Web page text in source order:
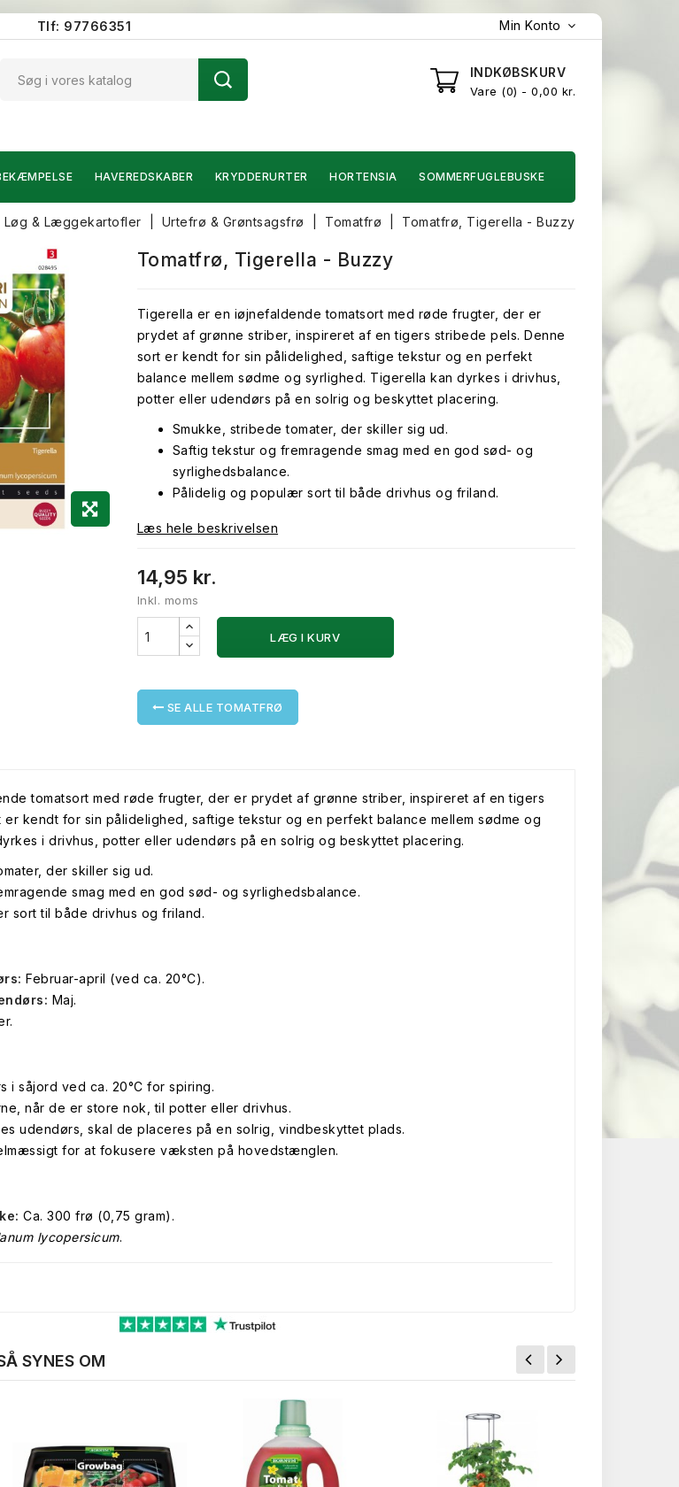
Tlf: 97766351 Min Konto
INDKØBSKURV
Vare 0 - 0,00 kr.
HAVEREDSKABER KRYDDERURTER HORTENSIA SOMMERFUGLEBUSKE
Løg & Læggekartofler Urtefrø & Grøntsagsfrø Tomatfrø Tomatfrø, Tigerella - Buzzy
Tomatfrø, Tigerella - Buzzy
Tigerella er en iøjnefaldende tomatsort med røde frugter, der er
prydet af grønne striber, inspireret af en tigers stribede pels. Denne
sort er kendt for sin pålidelighed, saftige tekstur og en perfekt
balance mellem sødme og syrlighed. Tigerella kan dyrkes i drivhus,
potter eller udendørs på en solrig og beskyttet placering.
Smukke, stribede tomater, der skiller sig ud.
Saftig tekstur og fremragende smag med en god sød- og
syrlighedsbalance.
Pålidelig og populær sort til både drivhus og friland.
Læs hele beskrivelsen
14,95 kr.
Inkl. moms
LÆG I KURV
SE ALLE TOMATFRØ
tomatsort med røde frugter, der er prydet af grønne striber, inspireret af en tigers
er kendt for sin pålidelighed, saftige tekstur og en perfekt balance mellem sødme og
i drivhus, potter eller udendørs på en solrig og beskyttet placering.
der skiller sig ud.
smag med en god sød- og syrlighedsbalance.
sort til både drivhus og friland.
Februar-april (ved ca. 20°C).
Maj.
i såjord ved ca. 20°C for spiring.
når de er store nok, til potter eller drivhus.
udendørs, skal de placeres på en solrig, vindbeskyttet plads.
for at fokusere væksten på hovedstænglen.
Ca. 300 frø (0,75 gram).
lycopersicum.
SYNES OM